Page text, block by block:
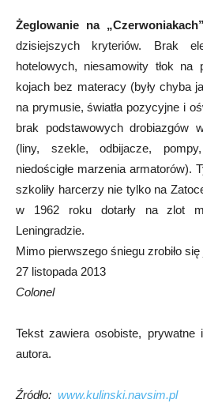
Żeglowanie na
dzisiejszych kryteriów. Brak
hotelowych, niesamowity tłok na
kojach bez materacy (były chyba
na prymusie, światła pozycyjne i
brak podstawowych drobiazgów
(liny, szekle, odbijacze,
niedościgłe marzenia armatorów).
szkoliły harcerzy nie tylko na
w 1962 roku dotarły na zlot
Leningradzie.
Mimo pierwszego śniegu zrobiło
27 listopada 2013
Colonel
Tekst zawiera osobiste, prywatne
autora.
Źródło: www.kulinski.navsim.pl